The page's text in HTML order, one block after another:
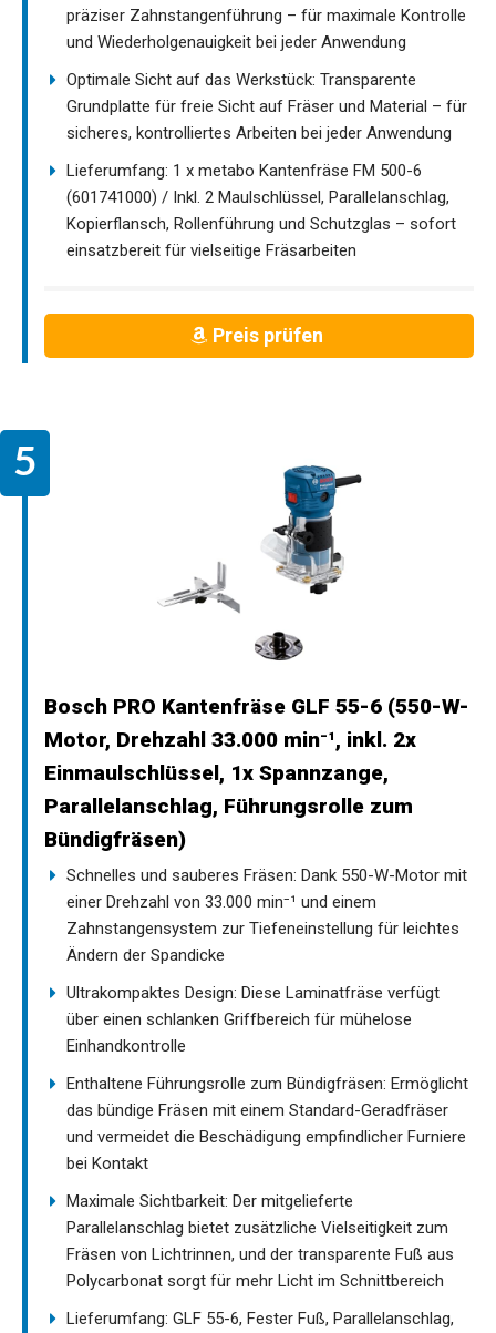
präziser Zahnstangenführung – für maximale Kontrolle
und Wiederholgenauigkeit bei jeder Anwendung
Optimale Sicht auf das Werkstück: Transparente
Grundplatte für freie Sicht auf Fräser und Material – für
sicheres, kontrolliertes Arbeiten bei jeder Anwendung
Lieferumfang: 1 x metabo Kantenfräse FM 500-6
(601741000) / Inkl. 2 Maulschlüssel, Parallelanschlag,
Kopierflansch, Rollenführung und Schutzglas – sofort
einsatzbereit für vielseitige Fräsarbeiten
Preis prüfen
Bosch PRO Kantenfräse GLF 55-6 (550-W-
Motor, Drehzahl 33.000 min⁻¹, inkl. 2x
Einmaulschlüssel, 1x Spannzange,
Parallelanschlag, Führungsrolle zum
Bündigfräsen)
Schnelles und sauberes Fräsen: Dank 550-W-Motor mit
einer Drehzahl von 33.000 min⁻¹ und einem
Zahnstangensystem zur Tiefeneinstellung für leichtes
Ändern der Spandicke
Ultrakompaktes Design: Diese Laminatfräse verfügt
über einen schlanken Griffbereich für mühelose
Einhandkontrolle
Enthaltene Führungsrolle zum Bündigfräsen: Ermöglicht
das bündige Fräsen mit einem Standard-Geradfräser
und vermeidet die Beschädigung empfindlicher Furniere
bei Kontakt
Maximale Sichtbarkeit: Der mitgelieferte
Parallelanschlag bietet zusätzliche Vielseitigkeit zum
Fräsen von Lichtrinnen, und der transparente Fuß aus
Polycarbonat sorgt für mehr Licht im Schnittbereich
Lieferumfang: GLF 55-6, Fester Fuß, Parallelanschlag,